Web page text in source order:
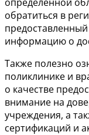
обратиться в
информацию о
Также полезно
поликлинике и
о качестве
внимание на
учреждения, а
сертификаций и